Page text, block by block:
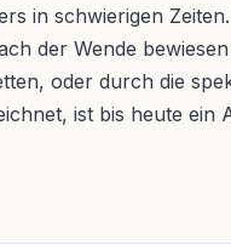
in schwierigen
der Wende
oder durch die
ist bis heute ein